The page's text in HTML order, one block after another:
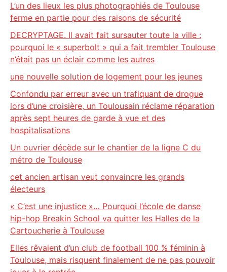
L’un des lieux les plus photographiés de Toulouse
ferme en partie pour des raisons de sécurité
DECRYPTAGE. Il avait fait sursauter toute la ville :
pourquoi le « superbolt » qui a fait trembler Toulouse
n’était pas un éclair comme les autres
une nouvelle solution de logement pour les jeunes
Confondu par erreur avec un trafiquant de drogue
lors d’une croisière, un Toulousain réclame réparation
après sept heures de garde à vue et des
hospitalisations
Un ouvrier décède sur le chantier de la ligne C du
métro de Toulouse
cet ancien artisan veut convaincre les grands
électeurs
« C’est une injustice »… Pourquoi l’école de danse
hip-hop Breakin School va quitter les Halles de la
Cartoucherie à Toulouse
Elles rêvaient d’un club de football 100 % féminin à
Toulouse, mais risquent finalement de ne pas pouvoir